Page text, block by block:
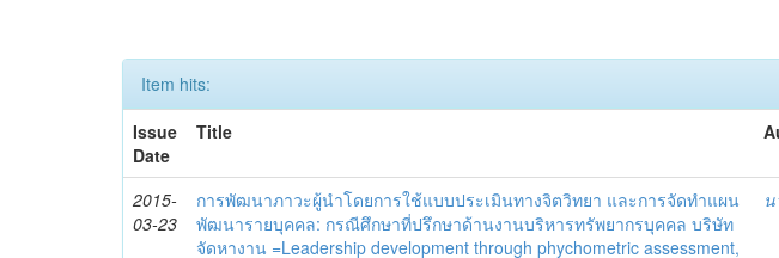
Item hits:
Issue
Date
Title
2015-
03-23
การพัฒนาภาวะผู้นำโดยการใช้แบบประเมินทางจิตวิทยา และการจัดทำแผน
พัฒนารายบุคคล: กรณีศึกษาที่ปรึกษาด้านงานบริหารทรัพยากรบุคคล บริษัท
จัดหางาน =Leadership development through phychometric assessment,